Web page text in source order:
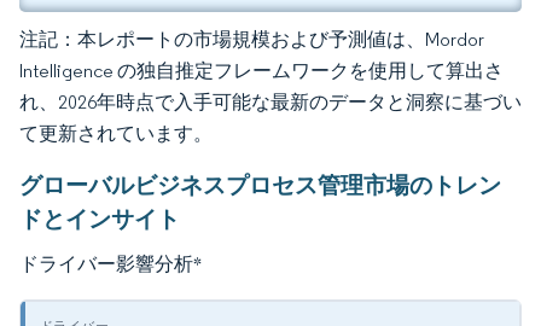
注記：本レポートの市場規模および予測値は、Mordor
Intelligence の独自推定フレームワークを使用して算出さ
れ、2026年時点で入手可能な最新のデータと洞察に基づい
て更新されています。
グローバルビジネスプロセス管理市場のトレン
ドとインサイト
ドライバー影響分析*